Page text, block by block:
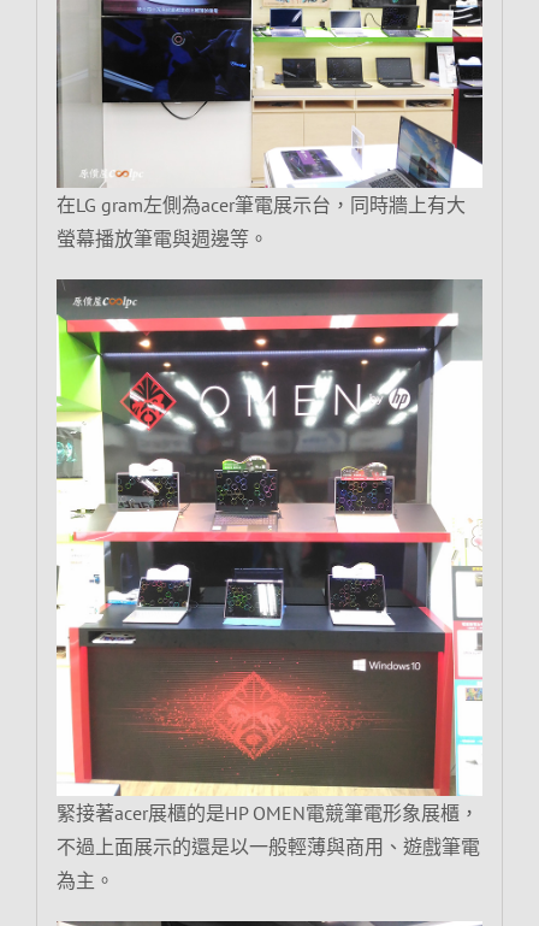
在LG gram左側為acer筆電展示台，同時牆上有大
螢幕播放筆電與週邊等。
緊接著acer展櫃的是HP OMEN電競筆電形象展櫃，
不過上面展示的還是以一般輕薄與商用、遊戲筆電
為主。